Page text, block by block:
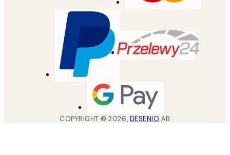
COPYRIGHT ©2026, DESENIO AB